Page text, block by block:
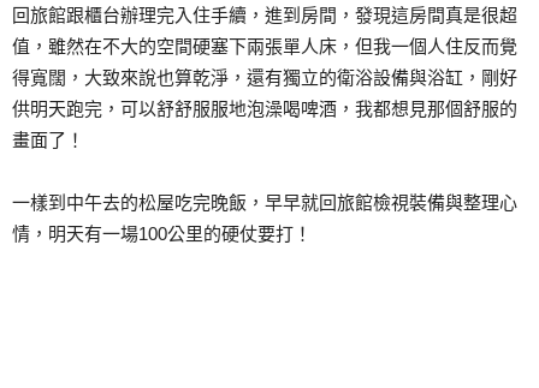
回旅館跟櫃台辦理完入住手續，進到房間，發現這房間真是很超
值，雖然在不大的空間硬塞下兩張單人床，但我一個人住反而覺
得寬闊，大致來說也算乾淨，還有獨立的衛浴設備與浴缸，剛好
供明天跑完，可以舒舒服服地泡澡喝啤酒，我都想見那個舒服的
畫面了！
一樣到中午去的松屋吃完晚飯，早早就回旅館檢視裝備與整理心
情，明天有一場100公里的硬仗要打！